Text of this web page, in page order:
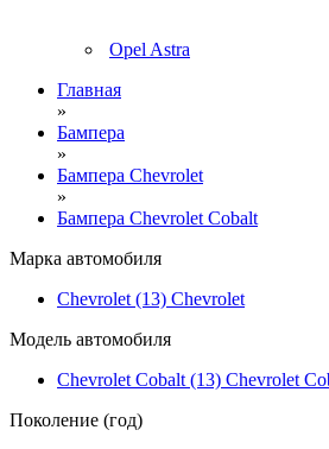
Opel Astra
Главная
»
Бампера
»
Бампера Chevrolet
»
Бампера Chevrolet Cobalt
Марка автомобиля
Chevrolet (13) Chevrolet
Модель автомобиля
Chevrolet Cobalt (13) Chevrolet
Поколение (год)